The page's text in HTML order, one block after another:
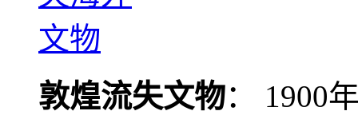
敦煌流失文物： 1900